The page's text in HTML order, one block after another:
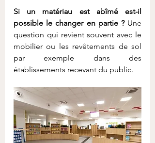
Si un matériau est abîmé est-il
possible le changer en partie ? Une
question qui revient souvent avec le
mobilier ou les revêtements de sol
par exemple dans des
établissements recevant du public.